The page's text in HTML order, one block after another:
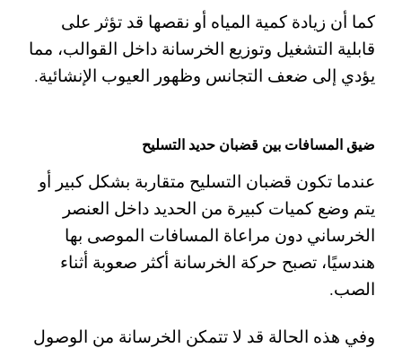
كما أن زيادة كمية المياه أو نقصها قد تؤثر على
قابلية التشغيل وتوزيع الخرسانة داخل القوالب، مما
يؤدي إلى ضعف التجانس وظهور العيوب الإنشائية.
ضيق المسافات بين قضبان حديد التسليح
عندما تكون قضبان التسليح متقاربة بشكل كبير أو
يتم وضع كميات كبيرة من الحديد داخل العنصر
الخرساني دون مراعاة المسافات الموصى بها
هندسيًا، تصبح حركة الخرسانة أكثر صعوبة أثناء
الصب.
وفي هذه الحالة قد لا تتمكن الخرسانة من الوصول